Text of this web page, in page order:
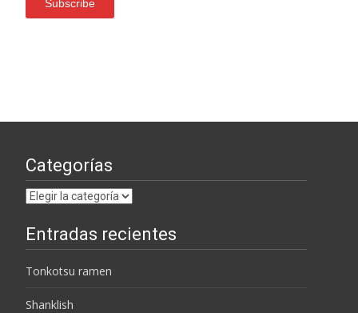
Categorías
Categorías
Entradas recientes
Tonkotsu ramen
Shanklish